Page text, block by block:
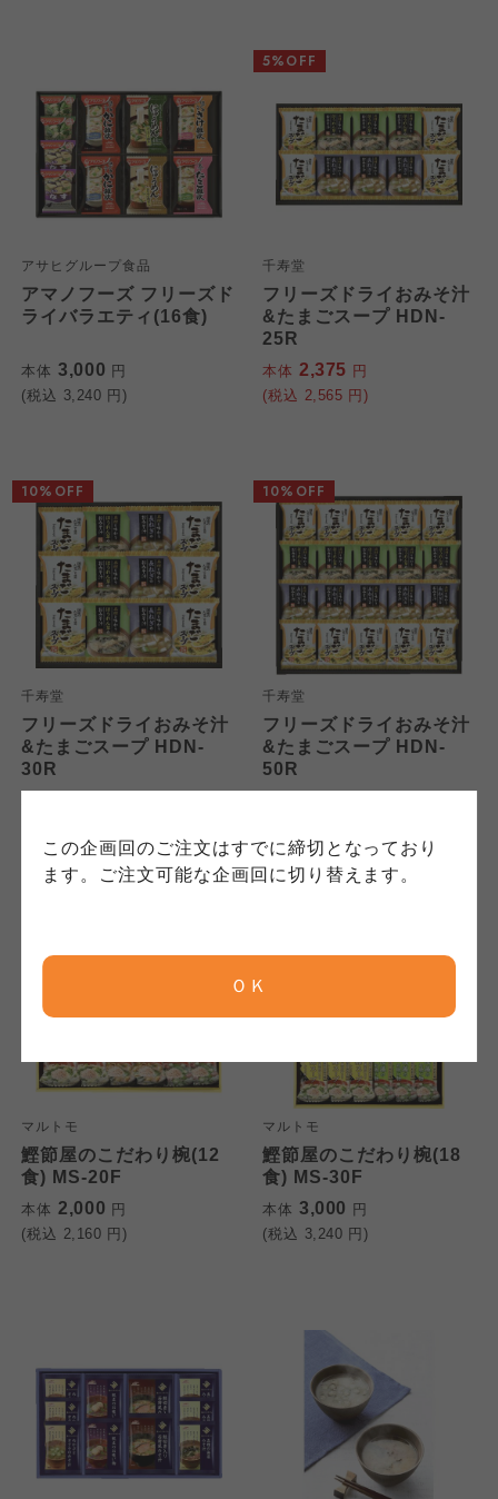
この企画回のご注文はすでに締切となっており
ます。ご注文可能な企画回に切り替えます。
ＯＫ
アサヒグループ食品
アマノフーズ フリーズド
ライバラエティ(16食)
本体 3,000 円
(税込 3,240 円)
千寿堂
フリーズドライおみそ汁
&たまごスープ HDN-
25R
本体 2,375 円
(税込 2,565 円)
5%OFF
千寿堂
フリーズドライおみそ汁
&たまごスープ HDN-
30R
10%OFF
千寿堂
フリーズドライおみそ汁
&たまごスープ HDN-
50R
10%OFF
マルトモ
鰹節屋のこだわり椀(12
食) MS-20F
本体 2,000 円
(税込 2,160 円)
マルトモ
鰹節屋のこだわり椀(18
食) MS-30F
本体 3,000 円
(税込 3,240 円)
ご利用約款（ご利用規約・ご利
用規程）について
このサイトは7つの生協から業務委託を受けて、
コープきんき事業連合が運営しています。ご自
身が加入されている生協が定める利用約款をご
確認のうえ、ご利用ください。なお、クチコミ
投稿については、利用約款の細則として規定さ
れています。
コープしが
ならコープ
おおさかパルコープ
よどがわ市民生協
大阪いずみ市民生協
個人情報保護方針について
このサイトは7つの生協から業務委託を受けて、
コープきんき事業連合が運営しています。お預
かりしている個人情報については、コープ事業
連合、ならびに各生協の「個人情報保護方針」
にもどづいて、コープ事業連合が適切に管理を
おこなっています。
コープ事業連合、ならびに各生協の「個人情報
保護方針」については各生協のボタンをクリッ
クしてご確認ください。
コープしが
ならコープ
おおさかパルコープ
よどがわ市民生協
大阪いずみ市民生協
特定商取引法に基づく表記につ
このサイトは7つの生協から業務委託を受けて、
コープきんき事業連合が運営しています。販売
責任者は、それぞれご利用の生協となります。
各生協の「特定商取引法に基づく表記につい
て」については各生協のボタンをクリックして
ご確認ください。
コープしが
ならコープ
おおさかパルコープ
よどがわ市民生協
大阪いずみ市民生協